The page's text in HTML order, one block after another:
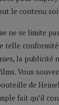
le contenu
ne se limite
telle
la publicité
Vous
de
fait qu’il